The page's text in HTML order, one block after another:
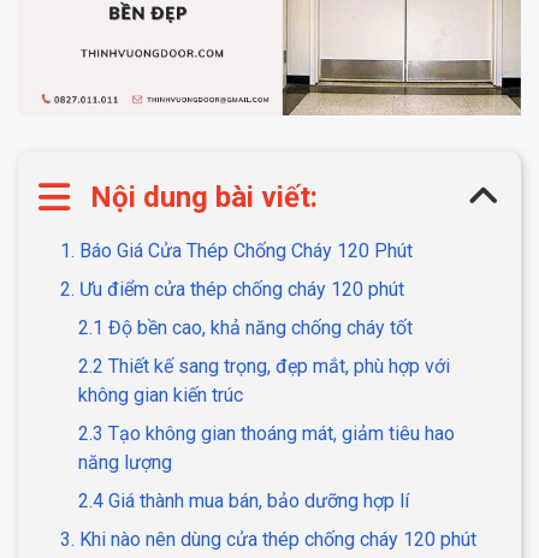
Nội dung bài viết:
1. Báo Giá Cửa Thép Chống Cháy 120 Phút
2. Ưu điểm cửa thép chống cháy 120 phút
2.1 Độ bền cao, khả năng chống cháy tốt
2.2 Thiết kế sang trọng, đẹp mắt, phù hợp với
không gian kiến trúc
2.3 Tạo không gian thoáng mát, giảm tiêu hao
năng lượng
2.4 Giá thành mua bán, bảo dưỡng hợp lí
3. Khi nào nên dùng cửa thép chống cháy 120 phút